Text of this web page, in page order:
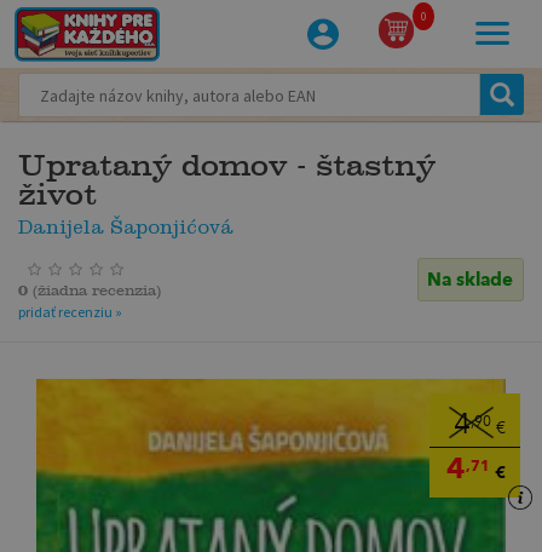
0
Uprataný domov - štastný
život
Danijela Šaponjićová
Na sklade
0 (žiadna recenzia)
pridať recenziu »
4,90 €
4,71 €